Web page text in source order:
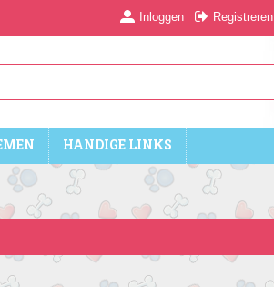
Inloggen Registreren
HANDIGE LINKS